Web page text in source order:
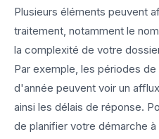
Plusieurs éléments peuvent
traitement, notamment le
la complexité de votre
Par exemple, les périodes
d'année peuvent voir un
ainsi les délais de réponse.
de planifier votre démarche